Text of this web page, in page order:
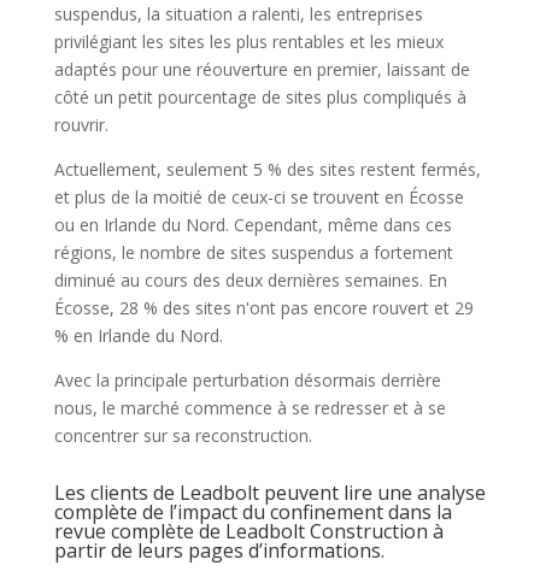
suspendus, la situation a ralenti, les entreprises
privilégiant les sites les plus rentables et les mieux
adaptés pour une réouverture en premier, laissant de
côté un petit pourcentage de sites plus compliqués à
rouvrir.
Actuellement, seulement 5 % des sites restent fermés,
et plus de la moitié de ceux-ci se trouvent en Écosse
ou en Irlande du Nord. Cependant, même dans ces
régions, le nombre de sites suspendus a fortement
diminué au cours des deux dernières semaines. En
Écosse, 28 % des sites n'ont pas encore rouvert et 29
% en Irlande du Nord.
Avec la principale perturbation désormais derrière
nous, le marché commence à se redresser et à se
concentrer sur sa reconstruction.
Les clients de Leadbolt peuvent lire une analyse
complète de l’impact du confinement dans la
revue complète de Leadbolt Construction à
partir de leurs pages d’informations.